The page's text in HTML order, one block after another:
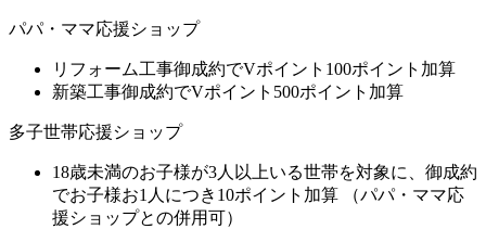
パパ・ママ応援ショップ
リフォーム工事御成約でVポイント100ポイント加算
新築工事御成約でVポイント500ポイント加算
多子世帯応援ショップ
18歳未満のお子様が3人以上いる世帯を対象に、御成約
でお子様お1人につき10ポイント加算 （パパ・ママ応
援ショップとの併用可）